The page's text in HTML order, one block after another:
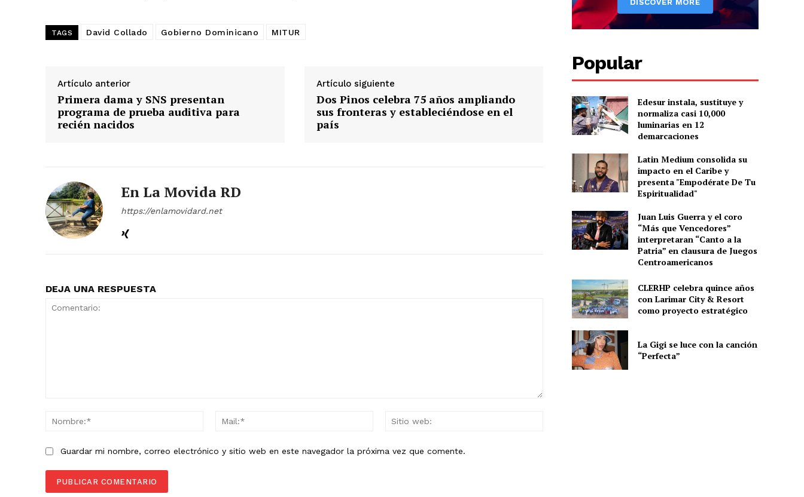
TAGS David Collado Gobierno Dominicano MITUR
Artículo anterior
Primera dama y SNS presentan
programa de prueba auditiva para
recién nacidos
Artículo siguiente
Dos Pinos celebra 75 años ampliando
sus fronteras y estableciéndose en el
país
En La Movida RD
https://enlamovidard.net
DEJA UNA RESPUESTA
Nombre:*
Mail:*
Guardar mi nombre, correo electrónico y sitio web en este navegador la próxima vez que comente.
Popular
Edesur instala, sustituye y
normaliza casi 10,000
luminarias en 12
demarcaciones
Latin Medium consolida su
impacto en el Caribe y
presenta "Empodérate De Tu
Espiritualidad"
Juan Luis Guerra y el coro
“Más que Vencedores”
interpretaran “Canto a la
Patria” en clausura de Juegos
Centroamericanos
CLERHP celebra quince años
con Larimar City & Resort
como proyecto estratégico
La Gigi se luce con la canción
“Perfecta”